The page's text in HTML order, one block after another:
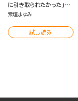
に引き取られたかった」と
いわれました
紫垣まゆみ
試し読み